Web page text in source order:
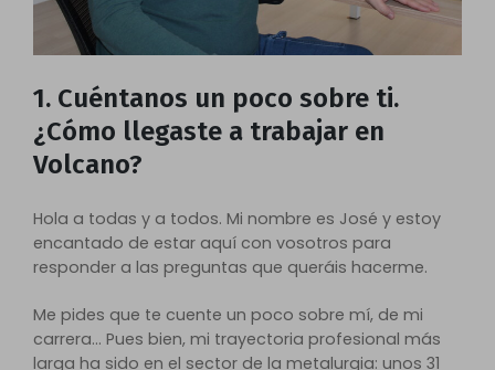
1. Cuéntanos un poco sobre ti.
¿Cómo llegaste a trabajar en
Volcano?
Hola a todas y a todos. Mi nombre es José y estoy
encantado de estar aquí con vosotros para
responder a las preguntas que queráis hacerme.
Me pides que te cuente un poco sobre mí, de mi
carrera… Pues bien, mi trayectoria profesional más
larga ha sido en el sector de la metalurgia: unos 31